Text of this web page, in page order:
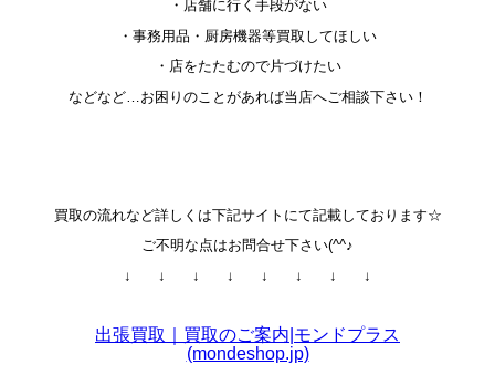
・店舗に行く手段がない
・事務用品・厨房機器等買取してほしい
・店をたたむので片づけたい
などなど…お困りのことがあれば当店へご相談下さい！
買取の流れなど詳しくは下記サイトにて記載しております☆
ご不明な点はお問合せ下さい(^^♪
↓ ↓ ↓ ↓ ↓ ↓ ↓ ↓
出張買取｜買取のご案内|モンドプラス
(mondeshop.jp)